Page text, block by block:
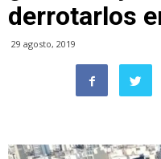
derrotarlos
29 agosto, 2019